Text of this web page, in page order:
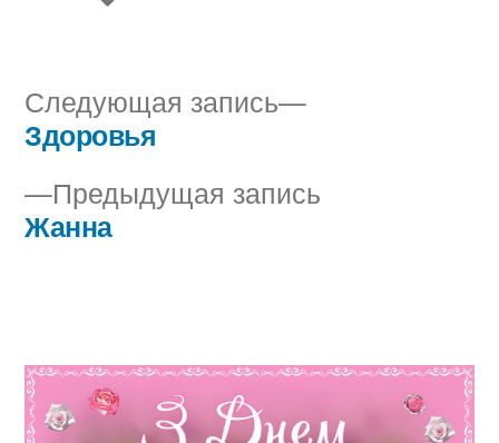
Навигация
по
записям
Предыдущая запись
Жанна
Следующая запись
Следующая
Здоровья